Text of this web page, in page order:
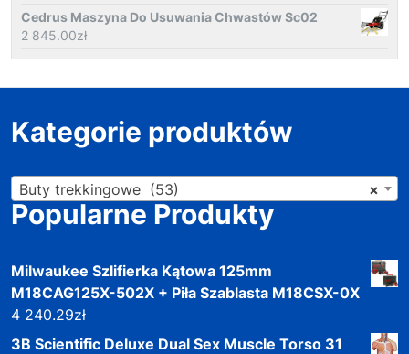
Cedrus Maszyna Do Usuwania Chwastów Sc02
2 845.00zł
Kategorie produktów
×
Buty trekkingowe (53)
Popularne Produkty
Milwaukee Szlifierka Kątowa 125mm
M18CAG125X-502X + Piła Szablasta M18CSX-0X
4 240.29zł
3B Scientific Deluxe Dual Sex Muscle Torso 31